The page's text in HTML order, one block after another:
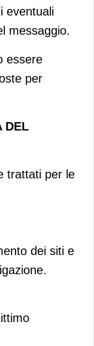
eventuali
messaggio.
essere
per
DEL
trattati per le
dei siti e